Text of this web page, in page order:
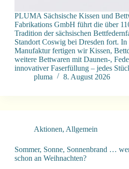
PLUMA Sächsische Kissen und
Fabrikations GmbH führt die über
Tradition der sächsischen
Standort Coswig bei Dresden fort. In
Manufaktur fertigen wir Kissen,
weitere Bettwaren mit Daunen-,
innovativer Faserfüllung – jedes
pluma
8. August 2026
Aktionen, Allgemein
Sommer, Sonne, Sonnenbrand …
schon an Weihnachten?